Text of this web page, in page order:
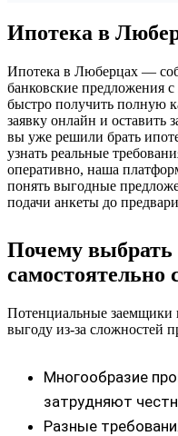
Ипотека в
Ипотека в Люберцах —
банковские предложения
быстро получить полную
заявку онлайн и оставить
вы уже решили брать
узнать реальные
оперативно, наша
понять выгодные
подачи анкеты до
Почему
самостоятельно
Потенциальные заемщики
выгоду из‑за сложностей
Многообразие
затрудняют
Разные